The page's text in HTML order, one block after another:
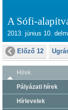
A Sófi-
2013. június 10.
Előző 12
Hírek
Pályázati hírek
Hírlevelek